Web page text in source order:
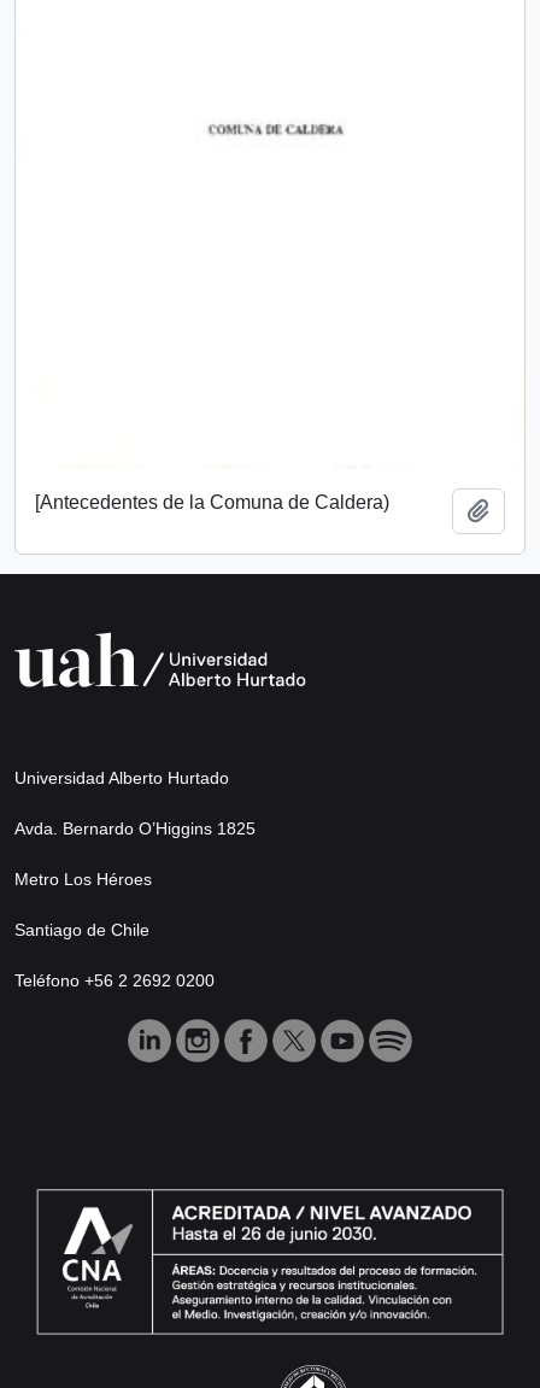
[Antecedentes de la Comuna de Caldera)
Universidad Alberto Hurtado
Avda. Bernardo O’Higgins 1825
Metro Los Héroes
Santiago de Chile
Teléfono +56 2 2692 0200